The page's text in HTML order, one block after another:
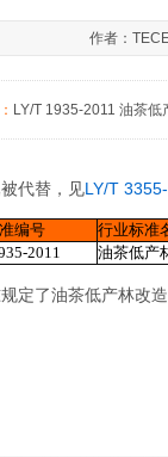
作者：
LY/T 1935-2011 油茶
代替，见LY/T
编号
行业标准
2011
油茶低产
定了油茶低产林改